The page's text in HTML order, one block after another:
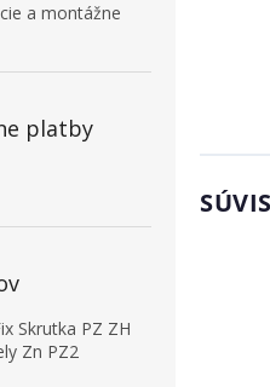
a montážne
platby
Skrutka PZ ZH
Zn PZ2